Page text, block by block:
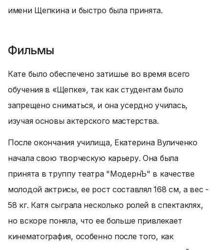
имени Щепкина и быстро была принята.
Фильмы
Кате было обеспечено затишье во время всего
обучения в «Щепке», так как студентам было
запрещено сниматься, и она усердно училась,
изучая основы актерского мастерства.
После окончания училища, Екатерина Вуличенко
начала свою творческую карьеру. Она была
принята в труппу театра "МодернЪ" в качестве
молодой актрисы, ее рост составлял 168 см, а вес -
58 кг. Катя сыграла несколько ролей в спектаклях,
но вскоре поняла, что ее больше привлекает
кинематография, особенно после того, как